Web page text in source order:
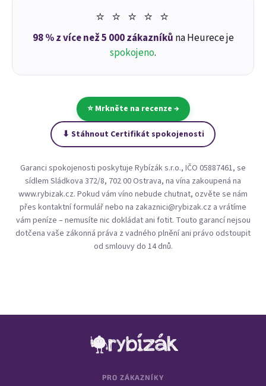
Přihlásit se
Nová registrace Zapomenuté heslo
nebo
Přihlásit se přes Google
Přihlásit se přes Seznam
⭐ ⭐ ⭐ ⭐ ⭐
98 % z více než 5 000 zákazníků na Heurece je
spokojeno.
⭐ Mrkněte na recenze →
⬇ Stáhnout Certifikát spokojenosti
Garanci spokojenosti poskytuje Rybízák s.r.o., IČO 05887461, se
sídlem Sládkova 372/8, 702 00 Ostrava, na vína zakoupená na
www.rybizak.cz. Pokud vám víno nebude chutnat, ozvěte se nám
přes kontaktní formulářnebo na zakaznici@rybizak.cz a vrátíme
vám peníze – nemusíte nic dokládat ani fotit. Touto garancí nejsou
dotčena vaše zákonná práva z vadného plnění ani právo odstoupit
od smlouvy do 14 dnů.
PRO ZÁKAZNÍKY